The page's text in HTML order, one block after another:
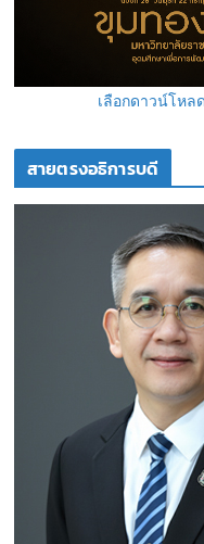
เลือกดาวน์โห
สายตรงอธิการบดี